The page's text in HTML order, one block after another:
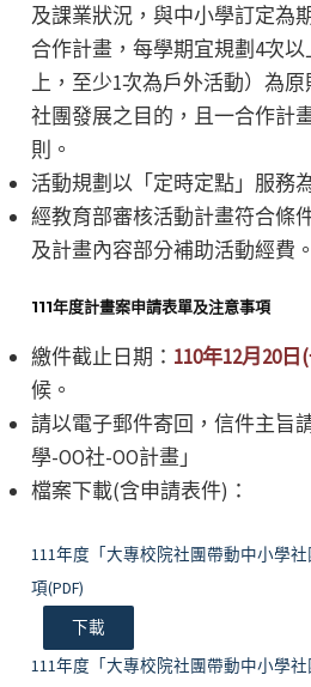
及課業狀況，與中小學訂定為
合作計畫，每學期宜規劃4次
上，至少1次為戶外活動）為
社團發展之目的，且一合作計
則。
活動規劃以「定時定點」服務
經教育部審核活動計畫符合條
及計畫內容部分補助活動經費。
111年度計畫案申請表單及注意事項
繳件截止日期： 110年12月20
候。
請以電子郵件寄回，信件主旨
學-OO社-OO計畫」
檔案下載(含申請表件)：
111年度「大專校院社團帶動中小學
項(PDF)
下載
111年度「大專校院社團帶動中小學